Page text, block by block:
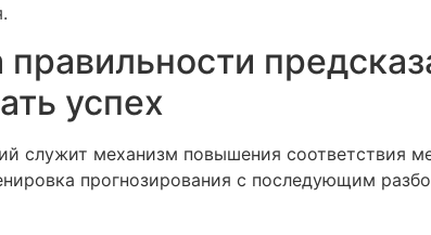
правильности
успех
служит механизм повышения соответствия
прогнозирования с последующим